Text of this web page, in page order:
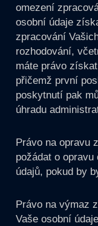
omezení
osobní údaje
zpracování
rozhodování,
máte právo
přičemž první
poskytnutí pak
úhradu
Právo na opravu
požádat o
údajů, pokud by
Právo na výmaz
Vaše osobní